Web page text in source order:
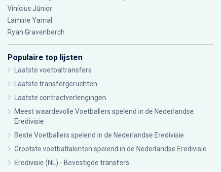
Vinícius Júnior
Lamine Yamal
Ryan Gravenberch
Populaire top lijsten
Laatste voetbaltransfers
Laatste transfergeruchten
Laatste contractverlengingen
Meest waardevolle Voetballers spelend in de Nederlandse
Eredivisie
Beste Voetballers spelend in de Nederlandse Eredivisie
Grootste voetbaltalenten spelend in de Nederlandse Eredivisie
Eredivisie (NL) - Bevestigde transfers